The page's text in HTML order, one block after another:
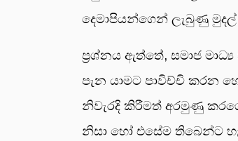
දෙමාපියන්ගෙන් ලැබුණු මුදල්
ප්‍රශ්නය ඇත්තේ, සමාජ
පැන යාමට පාවිච්චි කරන
නිවැරදි කිරීමත් අරමුණු
නිසා හෝ එසේම තිබෙන්ට